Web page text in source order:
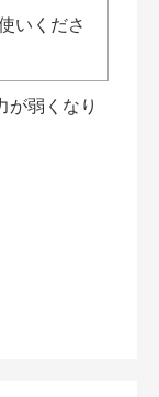
いくださ
が弱くなり